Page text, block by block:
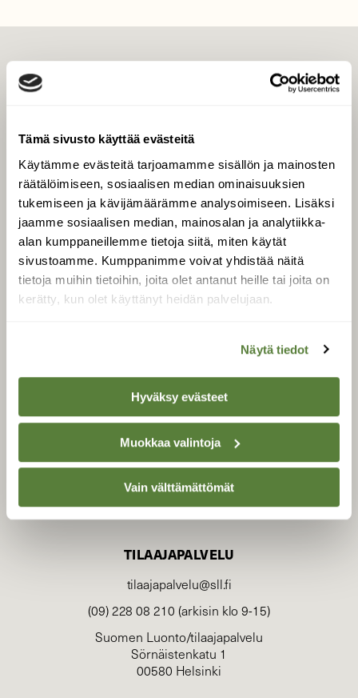
Tämä sivusto käyttää evästeitä
Käytämme evästeitä tarjoamamme sisällön ja mainosten
räätälöimiseen, sosiaalisen median ominaisuuksien
tukemiseen ja kävijämäärämme analysoimiseen. Lisäksi
jaamme sosiaalisen median, mainosalan ja analytiikka-
alan kumppaneillemme tietoja siitä, miten käytät
sivustoamme. Kumppanimme voivat yhdistää näitä
tietoja muihin tietoihin, joita olet antanut heille tai joita on
kerätty, kun olet käyttänyt heidän palvelujaan.
Näytä tiedot
Hyväksy evästeet
Muokkaa valintoja
Vain välttämättömät
Tilaa digilukuoikeus
Äänestä parasta juttua
Tilaa uutiskirje
SUOMEN LUONNON­
SUOJELU­LIITTO
Suomen Luonto -lehden
luonnonsuojelu­liitto.
TILAAJAPALVELU
tilaajapalvelu@sll.fi
(09) 228 08 210 (arkisin klo 9-15)
Suomen Luonto/tilaajapalvelu
Sörnäistenkatu 1
00580 Helsinki